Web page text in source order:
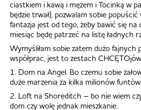
ciastkiem i kawą i mężem i Tocinką w
będzie trwał), pozwalam sobie
fantazja jest od tego, żeby bawić się na
miesiąc będę patrzeć na listę ładnych
Wymyśliłam sobie zatem dużo fajnych
współprac, jest to zestach
1. Dom na Angel. Bo czemu sobie
duże marzenia za kilka milionów funtów.
2. Loft na Shoreditch – bo nie wiem
dom czy wolę jednak mieszkanie.